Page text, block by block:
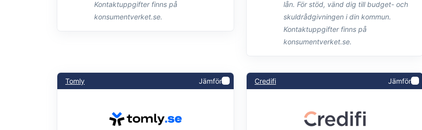
Kontaktuppgifter finns på
konsumentverket.se.
lån. För stöd, vänd dig till budget- och
skuldrådgivningen i din kommun.
Kontaktuppgifter finns på
konsumentverket.se.
Tomly Jämför Credifi Jämför